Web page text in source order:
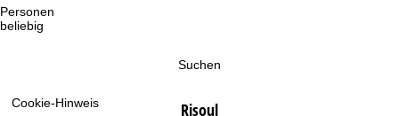
Cookie-Hinweis
Personen
beliebig
Suchen
Risoul